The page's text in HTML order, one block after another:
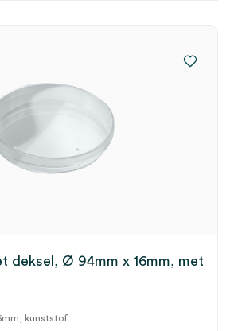
deksel, Ø 94mm x 16mm, met
kunststof